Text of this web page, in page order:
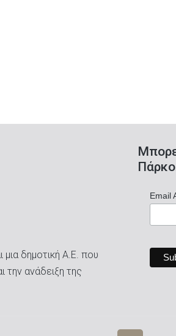
μια δημοτική Α.Ε. που
την ανάδειξη της
Email